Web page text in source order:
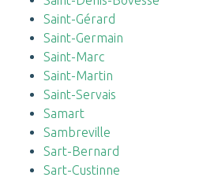
Saint-Gérard
Saint-Germain
Saint-Marc
Saint-Martin
Saint-Servais
Samart
Sambreville
Sart-Bernard
Sart-Custinne